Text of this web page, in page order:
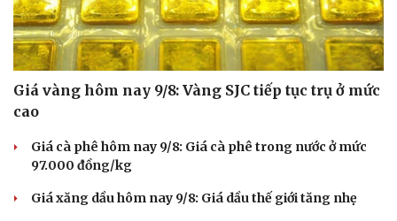
Giá vàng hôm nay 9/8: Vàng SJC tiếp tục trụ ở mức
cao
Giá cà phê hôm nay 9/8: Giá cà phê trong nước ở mức
97.000 đồng/kg
Giá xăng dầu hôm nay 9/8: Giá dầu thế giới tăng nhẹ